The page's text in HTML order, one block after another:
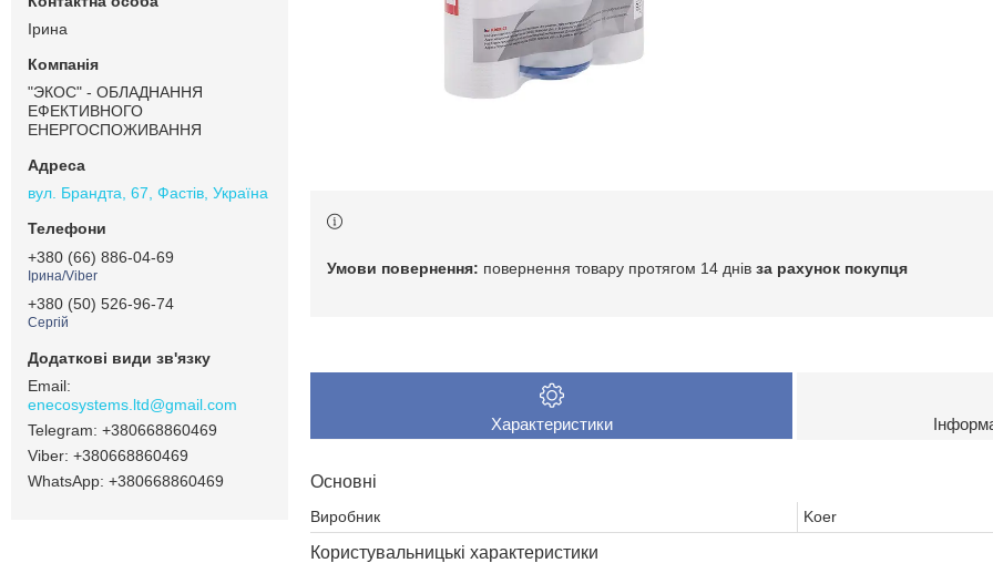
повернення товару протягом 14 днів за рахунок покупця
Характеристики
Основні
Виробник Koer
Користувальницькі характеристики
Ірина
"ЭКОС" - ОБЛАДНАННЯ
ЕФЕКТИВНОГО
ЕНЕРГОСПОЖИВАННЯ
вул. Брандта, 67, Фастів, Україна
+380 (66) 886-04-69
Ірина/Viber
+380 (50) 526-96-74
Сергій
enecosystems.ltd@gmail.com
+380668860469
+380668860469
+380668860469